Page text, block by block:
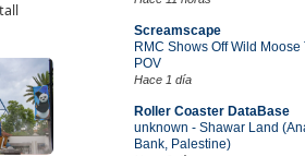
Screamscape
RMC Shows Off Wild Moose
POV
Hace 1 día
Roller Coaster DataBase
unknown - Shawar Land
Bank, Palestine)